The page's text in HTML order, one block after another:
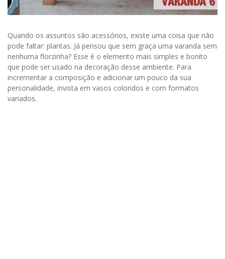
Quando os assuntos são acessórios, existe uma coisa que não
pode faltar: plantas. Já pensou que sem graça uma varanda sem
nenhuma florzinha? Esse é o elemento mais simples e bonito
que pode ser usado na decoração desse ambiente. Para
incrementar a composição e adicionar um pouco da sua
personalidade, invista em vasos coloridos e com formatos
variados.